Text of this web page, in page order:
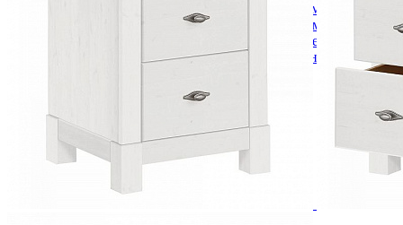
Деревянные кровати с подъемным механизмом
Кровати односпальные с подъемным механизмом
Кровати двуспальные с подъемным механизмом
Кровати полутороспальные с подъемным
Кровати металлические
Кровати односпальные
Кровати полутороспальные
Решетки и настилы под матрас
Спальные гарнитуры